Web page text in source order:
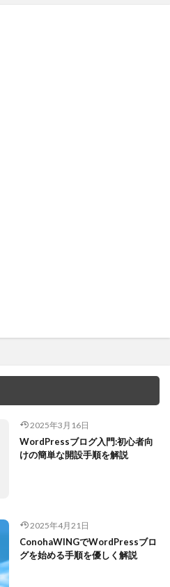
2025年3月16日
WordPressブログ入門:初心者向
けの簡単な開設手順を解説
2025年4月21日
ConohaWINGでWordPressブロ
グを始める手順を優しく解説